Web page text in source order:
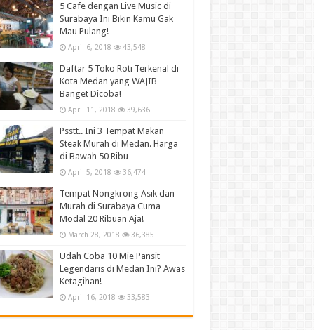
5 Cafe dengan Live Music di
Surabaya Ini Bikin Kamu Gak
Mau Pulang!
April 6, 2018 43,548
Daftar 5 Toko Roti Terkenal di
Kota Medan yang WAJIB
Banget Dicoba!
April 11, 2018 39,636
Psstt.. Ini 3 Tempat Makan
Steak Murah di Medan. Harga
di Bawah 50 Ribu
April 5, 2018 36,474
Tempat Nongkrong Asik dan
Murah di Surabaya Cuma
Modal 20 Ribuan Aja!
March 28, 2018 36,385
Udah Coba 10 Mie Pansit
Legendaris di Medan Ini? Awas
Ketagihan!
April 16, 2018 33,583